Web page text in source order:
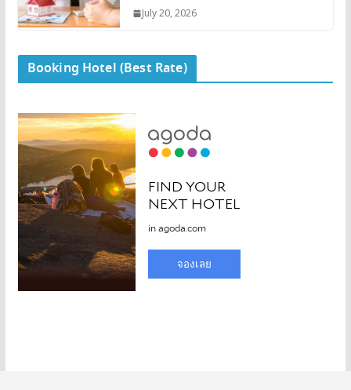
July 20, 2026
Booking Hotel (Best Rate)